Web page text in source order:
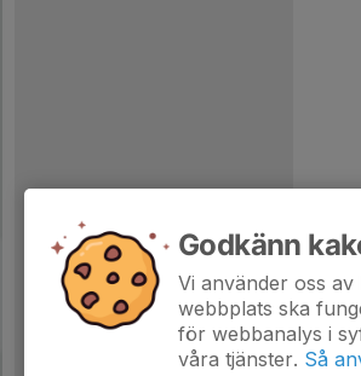
Godkänn
Vi använder oss
webbplats ska
för webbanalys i
våra tjänster. Så